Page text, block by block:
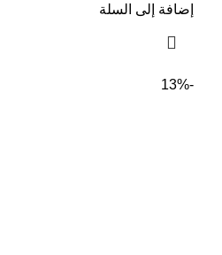
إضافة إلى السلة
-13%